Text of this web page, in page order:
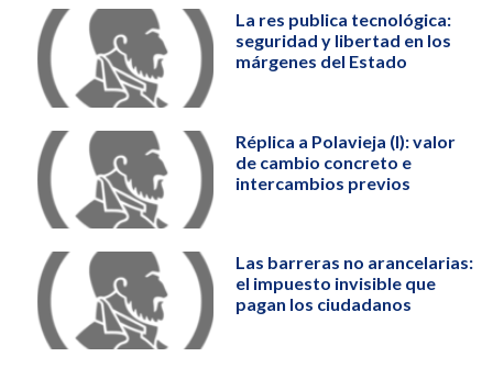
La res publica tecnológica:
seguridad y libertad en los
márgenes del Estado
Réplica a Polavieja (I): valor
de cambio concreto e
intercambios previos
Las barreras no arancelarias:
el impuesto invisible que
pagan los ciudadanos